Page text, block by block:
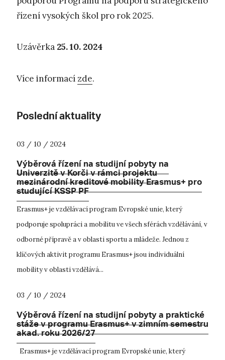
řízení vysokých škol pro rok 2025.
Uzávěrka 25. 10. 2024
Více informací zde.
Poslední aktuality
03 / 10 / 2024
Výběrová řízení na studijní pobyty na
Univerzitě v Korči v rámci projektu
mezinárodní kreditové mobility Erasmus+ pro
studující KSSP PF
Erasmus+ je vzdělávací program Evropské unie, který
podporuje spolupráci a mobilitu ve všech sférách vzdělávání, v
odborné přípravě a v oblasti sportu a mládeže. Jednou z
klíčových aktivit programu Erasmus+ jsou individuální
mobility v oblasti vzdělává...
03 / 10 / 2024
Výběrová řízení na studijní pobyty a praktické
stáže v programu Erasmus+ v zimním semestru
akad. roku 2026/27
Erasmus+ je vzdělávací program Evropské unie, který